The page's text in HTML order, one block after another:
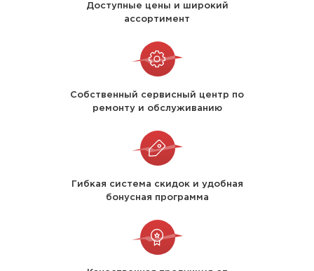
Доступные цены и широкий
ассортимент
Собственный сервисный центр по
ремонту и обслуживанию
Гибкая система скидок и удобная
бонусная программа